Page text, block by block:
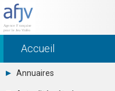
Accueil
Annuaires
Toutes les sociétés (691)